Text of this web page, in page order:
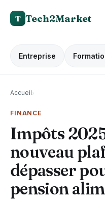
T Tech2Market
Entreprise
Accueil›
FINANCE
Impôts
nouveau
dépasser
pension